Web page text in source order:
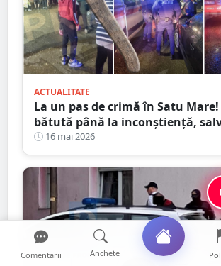
ACTUALITATE
La un pas de crimă în Satu Mare!
bătută până la inconștiență,
4 copilași
16 mai 2026
Comentarii Anchete